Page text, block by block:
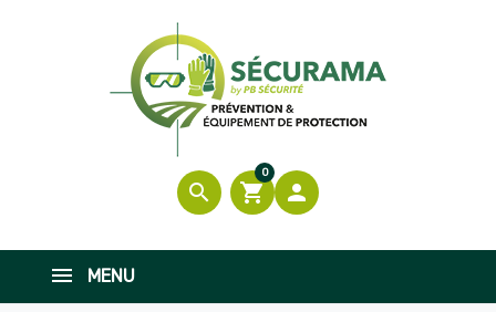
search shopping_cart
0

MENU